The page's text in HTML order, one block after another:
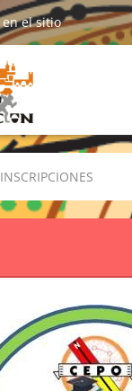
INSCRIPCIONES